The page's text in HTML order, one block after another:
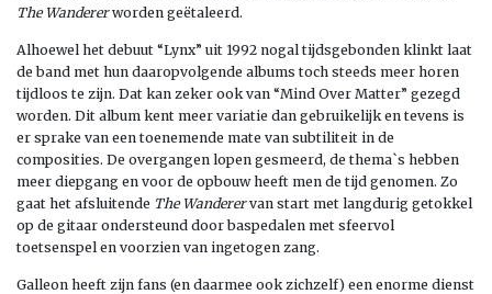
The Wandererworden geëtaleerd.
Alhoewel het debuut “Lynx” uit 1992 nogal tijdsgebonden klinkt laat
de band met hun daaropvolgende albums toch steeds meer horen
tijdloos te zijn. Dat kan zeker ook van “Mind Over Matter” gezegd
worden. Dit album kent meer variatie dan gebruikelijk en tevens is
er sprake van een toenemende mate van subtiliteit in de
composities. De overgangen lopen gesmeerd, de thema`s hebben
meer diepgang en voor de opbouw heeft men de tijd genomen. Zo
gaat het afsluitende The Wanderervan start met langdurig getokkel
op de gitaar ondersteund door baspedalen met sfeervol
toetsenspel en voorzien van ingetogen zang.
Galleon heeft zijn fans (en daarmee ook zichzelf) een enorme dienst